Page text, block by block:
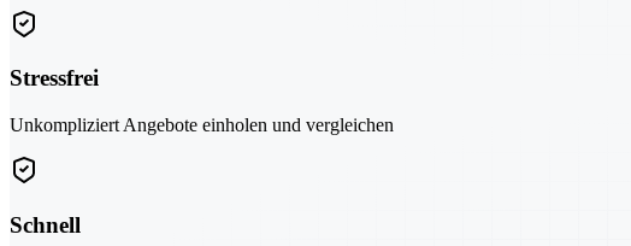
Stressfrei
Unkompliziert Angebote einholen und vergleichen
Schnell